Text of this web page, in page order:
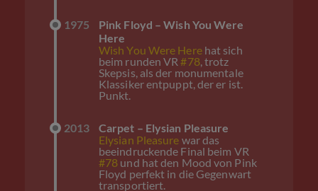
1975
Pink Floyd – Wish You Were
Here
Wish You Were Herehat sich
beim runden VR#78, trotz
Skepsis, als der monumentale
Klassiker entpuppt, der er ist.
Punkt.
2013
Carpet – Elysian Pleasure
Elysian Pleasure war das
beeindruckende Final beim VR
#78 und hat den Mood von Pink
Floyd perfekt in die Gegenwart
transportiert.